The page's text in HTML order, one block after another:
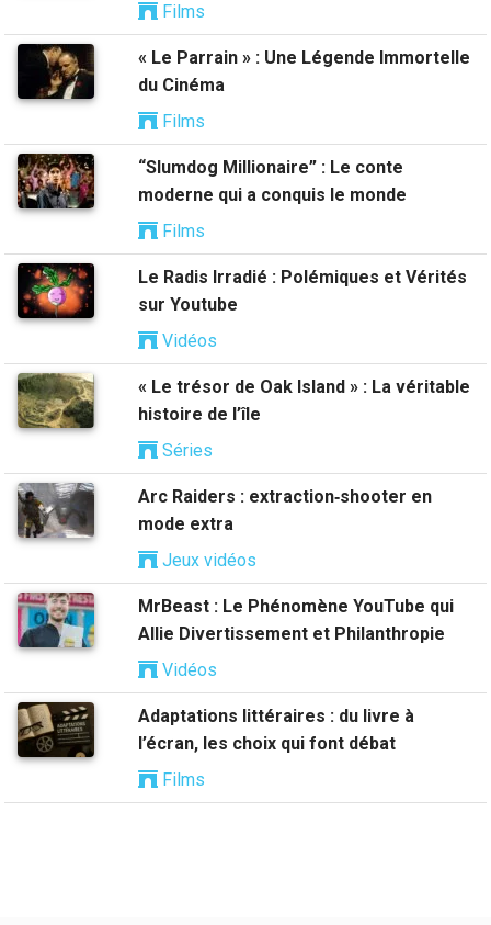
Films
« Le Parrain » : Une Légende Immortelle
du Cinéma
Films
“Slumdog Millionaire” : Le conte
moderne qui a conquis le monde
Films
Le Radis Irradié : Polémiques et Vérités
sur Youtube
Vidéos
« Le trésor de Oak Island » : La véritable
histoire de l’île
Séries
Arc Raiders : extraction‑shooter en
mode extra
Jeux vidéos
MrBeast : Le Phénomène YouTube qui
Allie Divertissement et Philanthropie
Vidéos
Adaptations littéraires : du livre à
l’écran, les choix qui font débat
Films